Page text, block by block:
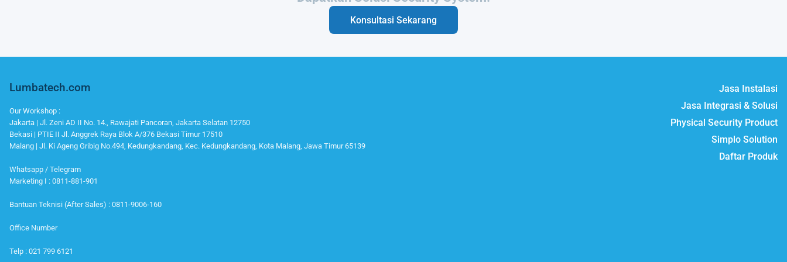
Konsultasi Sekarang
Jasa Instalasi
Jasa Integrasi & Solusi
Physical Security Product
Simplo Solution
Daftar Produk
Lumbatech.com
Our Workshop :
Jakarta | Jl. Zeni AD II No. 14., Rawajati Pancoran, Jakarta Selatan 12750
Bekasi | PTIE II Jl. Anggrek Raya Blok A/376 Bekasi Timur 17510
Malang | Jl. Ki Ageng Gribig No.494, Kedungkandang, Kec. Kedungkandang, Kota Malang, Jawa Timur 65139
Whatsapp / Telegram
Marketing I : 0811-881-901
Bantuan Teknisi (After Sales) : 0811-9006-160
Office Number
Telp : 021 799 6121